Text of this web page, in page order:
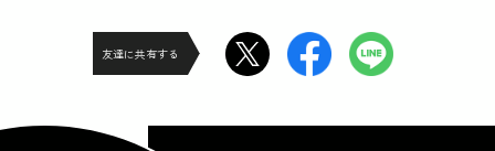
友達に共有する